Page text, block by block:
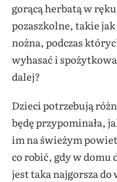
gorącą herbatą w
pozaszkolne, takie jak
nożna, podczas
wyhasać i
dalej?
Dzieci potrzebują
będę przypominała,
im na świeżym
co robić, gdy w domu
jest taka najgorsza